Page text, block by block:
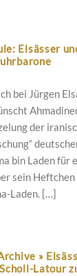
Elsässer
bei Jürgen
der
bin Laden für
sein
Laden. […]
»
Latour